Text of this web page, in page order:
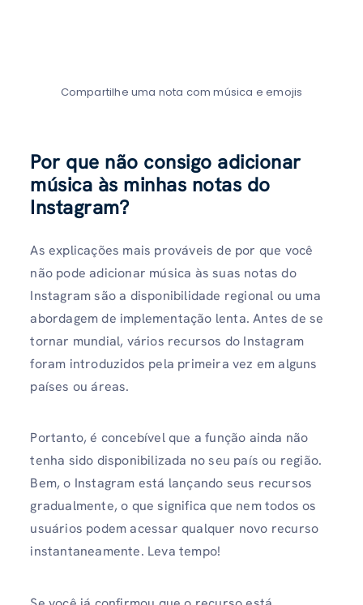
Compartilhe uma nota com música e emojis
Por que não consigo adicionar
música às minhas notas do
Instagram?
As explicações mais prováveis ​​de por que você
não pode adicionar música às suas notas do
Instagram são a disponibilidade regional ou uma
abordagem de implementação lenta. Antes de se
tornar mundial, vários recursos do Instagram
foram introduzidos pela primeira vez em alguns
países ou áreas.
Portanto, é concebível que a função ainda não
tenha sido disponibilizada no seu país ou região.
Bem, o Instagram está lançando seus recursos
gradualmente, o que significa que nem todos os
usuários podem acessar qualquer novo recurso
instantaneamente. Leva tempo!